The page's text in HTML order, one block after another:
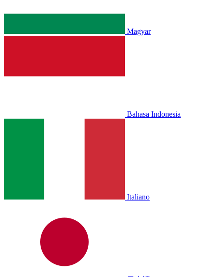
Magyar
Bahasa Indonesia
Italiano